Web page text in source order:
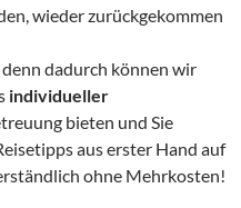
wieder zurückgekommen
denn dadurch können wir
individueller
bieten und Sie
aus erster Hand auf
ohne Mehrkosten!